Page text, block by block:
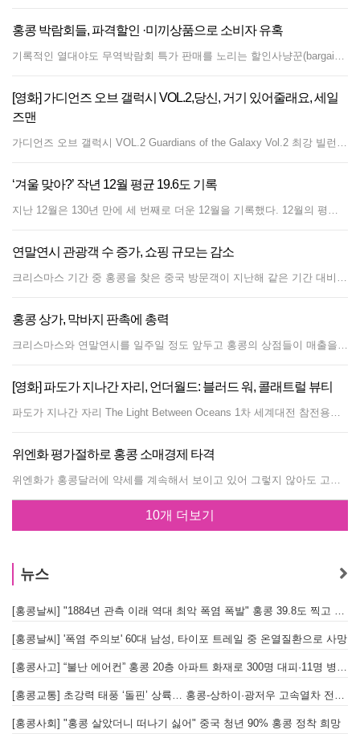
홍콩 박람회들, 파격할인 ·미끼상품으로 소비자 유혹
기록적인 열대야도 무역박람회 특가 판매를 노리는 할인사냥꾼(bargain hunters)을 막을 순 없었다. 지난주 금요일 오전 홍콩컴퓨터산업회의소에서 주최한 컴퓨터 통신축제가 완차이 컨벤션센터에서 열렸다. 센터 밖에서 10여명의 사람들이 신문을 덮고 쪽잠으로 밤새웠고 아침일찍부터 100여명이 줄지었다. 박람회 특가 세일 때문이었다. 그러나 밤새워 기다린 이들은 금새 실망할 수 밖에 없었다. 매일 선착순 100명에게 1,799달러짜리 랩탑을 99달러에 판매한다고 홍보했지만, 첫방문자가 구입하려고 하자 가격입력 실수라고 해명했기 때문이다.코스믹테크날리지는 특별 행사 판매가가 999달러인데 99달러로 잘못 입력 됐다고 해명했다. 샤틴에서 온 74세의 라우딘 왕씨는 특가 랩탑을 구입하려는 젊은 사람들 중에 가장 연장자였다. 그는 "시간과 돈을 낭비했다. 업체가 실수를 발견했을 때 왜 빨리 알리지 않느냐"고 말했다. "누구나 실수는 한다. 하지만 태도가 중요하다. 빨리 실수를 알렸어야한다. 소비자를 속인 것"이라며 비판했다. 최근 푸드엑스포에서 1달러 특가상품이나 북페어의 한정판 도서, 만화게임페스티벌의 만화상품 판매 등은 많은 행렬을 이끌면서 이런 박람회의 상징이 되어가고 있다. 사람들이 특가세일 때문에 방문하지만 상당수 다른 사람들은 구입에는 큰 관심이 없다. 30대 렁 모씨는 "북페어에서 책을 읽고 만화게임페스티벌에서는 사진만 찍었다. 푸드엑스포에서 막판 200달러정도 쓴 것 외에는 최근 4개의 박람회에서 돈을 쓴 적이 없다"고 말했다.
[영화] 가디언즈 오브 갤럭시 VOL.2,당신, 거기 있어줄래요, 세일
즈맨
가디언즈 오브 갤럭시 VOL.2 Guardians of the Galaxy Vol.2 최강 빌런 ‘타노스’에 맞서 은하계를 구하고 최고의 해결사로 등극한 ‘가.오.갤’ 멤버들. 하지만 외계 여사제 ‘아이샤’가 맡긴 임무를 수행하던 중 실수로 또 다시 쫓기는 신세로 전락한다. 한편 자신에게 숨겨진 힘의 원천에 대해 고민하던 리더 ‘스타로드’는 갑작스레 나타난 아버지로 인해 또 다른 위기에 빠지게 되는데… 장르 : 액션, SF 감독 : 제임스 건 출연 : 크리스 프랫, 조 샐다나, 데이브 바티스타 당신,거기 있어줄래요 Will You Be There? 인생을 뒤바꾼 기적 같은 10번의 기회 “넌 30년 전의 나고, 난 30년 후의 너야” 2015년, 우연히 과거로 돌아갈 수 있는 10개의 알약을 얻게 된 수현(김윤석). 1985년으로 돌아가 30년 전의 자신(변요한)과 만나게 되고, 10번의 기회를 통해 평생 후회하고 있던 과거의 한 사거을 바꾸려 하는데.. 장르 : 판타지, 드라마 감독 : 홍지영 출연 : 김윤석, 변요한, 채서진 세일즈맨 Forushande, The Salesman 진실과 마주한다면 당신은 용서할 수 있는가? 연극 ’세일즈맨의 죽음’을 준비 중인 젊은 부부 ‘라나’와 ‘에마드’. 살고 있던 건물이 붕괴될 위기에 처하자 이전 세입자의 물건들이 남아 있는 기이한 느낌의 아파트로 이사를 간다. 하지만 남편 ‘에마드’가 집을 비운 어느 날, 그들의 삶이 송두리째 바뀌는 사건이 일어나는데… 장르 : 드라마 감독 : 아쉬가르 파라디 출연 : 샤하브 호세이니, 타라네 앨리두스티
‘겨울 맞아?’ 작년 12월 평균 19.6도 기록
지난 12월은 130년 만에 세 번째로 더운 12월을 기록했다. 12월의 평균 기온은 19.6도로 예년 평균 17.9도보다 1.7도 높았다. 가장 더웠던 날은 12월 5일로 최고 기온이 25.9도를 기록했다.홍콩 기상관측 사상 가장 더웠던 12월은 1968년으로, 당시 12월 평균 기온은 21.3도였다. 두 번째로 더웠던 12월은 1994년에 기록됐는데 월 평균 기온 19.8도로 올해보다 0.2도 높았다. 홍콩 기상청의 기상관측은 1884년부터 시작됐다. 기상청은 예년보다 북동 몬순의 세력이 약해 찬 공기가 남지나 해안까지 미치지 못했기 때문이라고 따뜻한 12월을 설명했다. “그러나 겨울이 다 간 것은 아니다. 1월과 2월에 날씨가 훨씬 추워질 수 있다”며 지난 겨울의 경우 가장 추웠던 날은 1월 24일이었는데 기온이 3.1도까지 내려갔었다고 말했다. 홍콩의 제일 높은 산 타이모산에서는 결빙 현상이 목격되기도 했다.기상청은 온화했던 날씨가 1월 둘째 주 초반부터 차갑고 구름 많은 날씨로 바뀌면서 기온도 떨어질 것이라고 내다봤다.기온이 떨어진다는 소식에 의류 판매상들은 기대를 걸고 있다. 예년보다 포근한 날씨 속에 크리스마스 및 연말 연휴 세일 기간 중의 겨울옷 판매가 시원치 않았기 때문이다.
연말연시 관광객 수 증가, 쇼핑 규모는 감소
크리스마스 기간 중 홍콩을 찾은 중국 방문객이 지난해 같은 기간 대비 18% 증가했다. 그러나 관광객 수는 증가했지만, 쇼핑 규모는 늘지 않았다. 12월 23일부터 26일까지 나흘간의 크리스마스 휴일 기간 중 전체 관광객 수는 13.8% 증가했다. 올해 11월까지 5.4% 관광객이 감소했던 것에 비하면 큰 폭으로 관광객의 수가 증가한 셈이다. 중국을 제외한 해외 관광객은 크리스마스 기간 중 2.5% 증가했다. 그러나 관광객 숫자 증가에도 불구하고 상점들의 매출은 늘지 않았다. 관광객의 가장 큰 비중을 차지하는 중국인들이 값비싼 물품을 구매하는 경향이 줄었기 때문이다. 12월 24일과 25일 양일은 코즈웨이베이 소고 백화점과 타임스퀘어, 퉁충의 씨티 게이트에 최고 80%까지 세일 혜택을 누리려는 많은 사람이 상점마다 줄을 늘어섰다. 그러나 쇼핑 붐은 곧바로 가라앉아 26일부터는 이런 줄을 볼 수 없었다. 중국인들이 곧바로 직장으로 복귀하기 위해 돌아갔기 때문이다. 홍콩의 최대 보석상 중 하나인 초우생생은 크리스마스 기간 중 매출액이 지난해 대비 10%가량 줄었다고 말했다. “중국인들이 지난 수년 동안 이미 많은 귀금속을 사들였기 때문에 더는 그런 매출을 올리기는 힘들어 보인다 요즘은 1만 달러 미만의 상품이 그나마 중국인들을 대상으로 인기가 있다고 말했다. 홍콩의 호텔업계도 2014년 정점을 찍은 후에는 계속해서 점유율이 감소 추세여서 현재는 2014년 대비 약 30% 객실 점유율이 줄었다. 중국 위안화의 평가 절하로 중국인들이 홍콩에서 씀씀이가 줄어든 것도 매출 감소의 원인으로 꼽히고 있다. 부정부패 척결 운동으로 이전에는 선물용으로 고급품을 많이 샀던 중국인들이 요즘은 자기가 쓰기 위해 명품을 사는 것도 매출 판도를 바꿨다.
홍콩 상가, 막바지 판촉에 총력
크리스마스와 연말연시를 일주일 정도 앞두고 홍콩의 상점들이 매출을 최대한 끌어올리기 위해 막바지 노력을 기울이고 있다. 대부분의 상점들이 부진한 매출을 만회하기 위해 올해에는 크리스마스 세일을 2주 이상 앞당겼다. 중국인 관광객이 줄어든 상황에서 서구화된 홍콩의 외국인 거주자들에게는 춘절보다는 크리스마스가 더 큰 매출을 올릴 수 있는 기회이기 때문에 소매상들은 크리스마스 매출을 잡기 위해 총력을 기울이는 상황이다. 올해 홍콩의 소매 시장은 연중 내내 고전을 면치 못했다. 무엇보다 중국 관광객이 올해 크게 줄어들었기 때문이다. 중국인 관광객은 홍콩을 찾는 관광객의 75%를 차지한다. 지난 10월의 홍콩 소매 매출은 20개월 연속 규모가 줄었다. 감소폭은 2.9%로 매출 총액은 361억 달러이다. 그러나 8월의 10.5% 감소, 9월의 4% 감소보다는 감소폭이 약간 줄어드는 양상을 보였다. 관광객 감소에 못지 않게 이전보다 대중화된 온라인 시장도 홍콩의 소매 매출 감소에 영향을 주고 있다. 홍콩에서는 최근 아마존이나 타오바오의 매출이 크게 늘었다. 홍콩 시민들이 쇼핑보다 여행에 돈을 아낌없이 쓰는 것도 매출이 고전하는 이유이다. 로컬 시민들에게 홍콩에서의 쇼핑은 다양한 쇼핑 경험이 되지 못하고 만족도가 높지 않기 때문이라고 전문가들은 분석했다.
[영화] 파도가 지나간 자리, 언더월드: 블러드 워, 콜래트럴 뷰티
파도가 지나간 자리 The Light Between Oceans 1차 세계대전 참전용사였던 ‘톰’(마이클 패스벤더)은 전쟁의 후유증으로 사람들을 피해 외딴 섬의 등대지기로 자원한다. 그 곳에서 만난 ‘이자벨’(알리시아 비칸데르)에게 마음을 열고 오직 둘만의 섬에서 행복한 생활을 시작한다. 하지만 사랑으로 얻게 된 생명을 2번이나 잃게 되고 상심에 빠진다. 장르 : 드라마, 로맨스 감독 : 데릭 시엔프랜스 출연 : 마이클 패스벤더, 레이첼 와이즈, 알리시아 비칸데르 언더월드: 블러드 워 Underworld: Blood Wars 뱀파이어 여전사 셀린느는 혼란의 시대 속 자신과 사랑하는 이들을 지키고자 했지만 어느 것 하나 지켜내지 못한 채, 새로운 리더 마리우스의 지휘 아래 뱀파이어 족을 말살하려는 라이칸 족과의 전쟁을 준비한다. 같은 편에 서 있지만 그녀를 믿지 않는 뱀파이어 족과 그들을 노리는 라이칸 족 그리고 이들 사이에서 자신만의 싸움을 시작하려는 셀린느. 과연, 이들의 전쟁은 끝날 수 있을까? 장르 : 액션, 판타지 감독 : 안나 포에스터 출연 : 케이트 베킨세일, 테오 제임스, 브래들리 제임스 콜래트럴 뷰티 Collateral Beauty 뉴욕에 살고 있는 성공한 광고 감독 하워드(Will Smith)는 예상치 못한 비극으로 자신의 삶의 의미를 잃게 된다. 방황 끝에 그는 인생에 있어서 사랑과 시간 그리고 죽음에 대한 새로운 가치를 찾게 된다. 장르 : 드라마 감독 : 데이빗 프랭클 출연 : 윌 스미스, 헬렌 미렌, 케이트 윈슬렛
위엔화 평가절하로 홍콩 소매경제 타격
위엔화가 홍콩달러에 약세를 계속해서 보이고 있어 그렇지 않아도 고전을 면치 못하는 홍콩 소매경제에 더욱 큰 짐이 되고 있다. 중국 쇼핑객들에게 인기있는 품목이었던 귀금속, 전자제품, 일부 명품들이 위엔화 가격을 2~3% 인상했다. 위엔화는 2주째 미 달러화 대비 가격이 계속해서 떨어지고 있는 중이며 홍콩달러는 미 달러화에 연동되어 있다. 홍콩에서 두 번째로 규모가 큰 귀금속 회사인 룩푹은 앞으로도 위엔화가 미 달러화 대비 약세를 지속할 것으로 보여 소매 경기는 당분간 계속해서 압박을 받을 것이라고 내다봤다. 귀금속 업계의 경우 구매자의 거의 절반이 중국인이다. 룩푹의 경우 올해 7월부터 9월까지의 매출은 지난해 같은 기간 대비 39%나 떨어졌다. 계속해서 경기가 주춤했고 줄어든 수요를 끌어당기기 위해 지난 여름 평소보다 더 큰 폭의 세일을 했기 때문이다. 귀금속 업체나 영국 명품업체 버버리, 스위스 시계 론진, 홍콩의 명품 편집샵 ISA 등은 위엔화로 결제하는 고객들에게 적용하는 환율을 기존 0.86에서 0.88로 높였다. 그동안 중국인 대상 소매 업체들은 계산의 편의성을 위해 대략적으로 0.8로 환율을 적용했는데 중국인들은 이것이 ‘20% 할인’인 셈이라며 좋아했었다. 홍콩 관광업계도 고전하고 있는 것은 마찬가지이다. 위엔화가 홍콩달러 대비 30% 급등해 관광객이 216% 폭등했던 2003년 이후 약 10여년간 중국인 관광객 특수를 즐겨왔던 홍콩 관광업계는 올해들어 가장 저조한 실적을 보이고 있다.
10개 더보기
뉴스
[홍콩날씨] "1884년 관측 이래 역대 최악 폭염 폭발" 홍콩 39.8도 찍고 역대 최고 기록 경신
[홍콩날씨] '폭염 주의보' 60대 남성, 타이포 트레일 중 온열질환으로 사망
[홍콩사고] “불난 에어컨” 홍콩 20층 아파트 화재로 300명 대피·11명 병원 이송
[홍콩교통] 초강력 태풍 ‘돌핀’ 상륙… 홍콩-상하이·광저우 고속열차 전면 중단
[홍콩사회] "홍콩 살았더니 떠나기 싫어" 중국 청년 90% 홍콩 정착 희망